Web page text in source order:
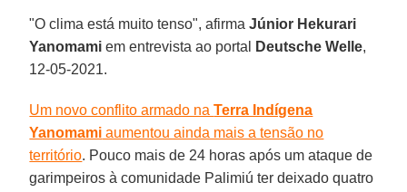
"O clima está muito tenso", afirmaJúnior Hekurari
Yanomamiem entrevista ao portal Deutsche Welle,
12-05-2021.
Um novo conflito armado naTerra Indígena
Yanomami aumentou ainda mais a tensão no
território. Pouco mais de 24 horas após um ataque de
garimpeiros à comunidade Palimiú ter deixado quatro